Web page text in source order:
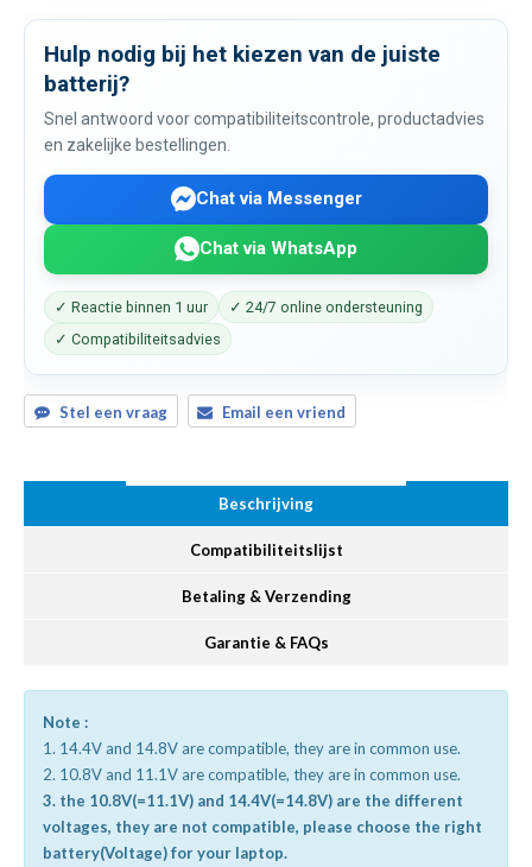
Hulp nodig bij het kiezen van de juiste
batterij?
Snel antwoord voor compatibiliteitscontrole, productadvies
en zakelijke bestellingen.
Chat via Messenger
Chat via WhatsApp
✓ Reactie binnen 1 uur
✓ 24/7 online ondersteuning
✓ Compatibiliteitsadvies
Stel een vraag Email een vriend
Beschrijving
Compatibiliteitslijst
Betaling & Verzending
Garantie & FAQs
Note :
1. 14.4V and 14.8V are compatible, they are in common use.
2. 10.8V and 11.1V are compatible, they are in common use.
3. the 10.8V(=11.1V) and 14.4V(=14.8V) are the different
voltages, they are not compatible, please choose the right
battery(Voltage) for your laptop.